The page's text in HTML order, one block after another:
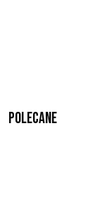
Polecane